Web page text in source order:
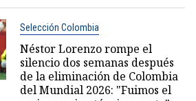
Selección Colombia
Néstor Lorenzo rompe el
silencio dos semanas después
de la eliminación de Colombia
del Mundial 2026: "Fuimos el